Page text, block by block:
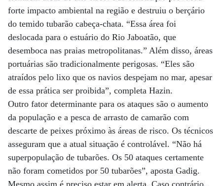
forte impacto ambiental na região e destruiu o berçário
do temido tubarão cabeça-chata. “Essa área foi
deslocada para o estuário do Rio Jaboatão, que
desemboca nas praias metropolitanas.” Além disso, áreas
portuárias são tradicionalmente perigosas. “Eles são
atraídos pelo lixo que os navios despejam no mar, apesar
de essa prática ser proibida”, completa Hazin.
Outro fator determinante para os ataques são o aumento
da população e a pesca de arrasto de camarão com
descarte de peixes próximo às áreas de risco. Os técnicos
asseguram que a atual situação é controlável. “Não há
superpopulação de tubarões. Os 50 ataques certamente
não foram cometidos por 50 tubarões”, aposta Gadig.
Mesmo assim é preciso estar em alerta. Caso contrário,